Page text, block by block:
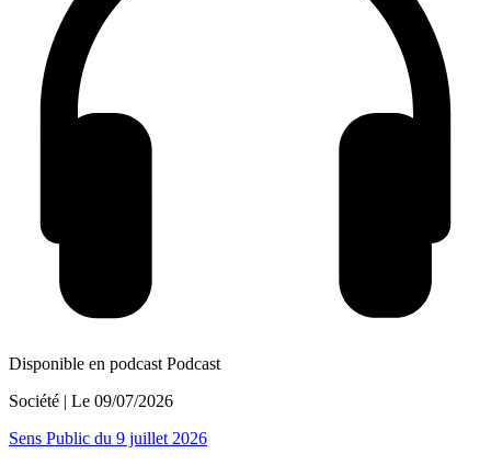
Disponible en podcast Podcast
Société | Le 09/07/2026
Sens Public du 9 juillet 2026